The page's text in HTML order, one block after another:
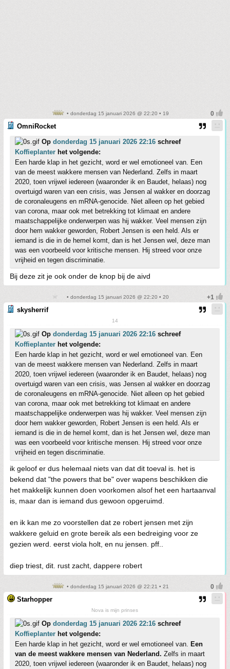
• donderdag 15 januari 2026 @ 22:20 • 19
OmniRocket
Op donderdag 15 januari 2026 22:16 schreef
Koffieplanter het volgende:
Een harde klap in het gezicht, word er wel emotioneel van. Een
van de meest wakkere mensen van Nederland. Zelfs in maart
2020, toen vrijwel iedereen (waaronder ik en Baudet, helaas) nog
overtuigd waren van een crisis, was Jensen al wakker en doorzag
de coronaleugens en mRNA-genocide. Niet alleen op het gebied
van corona, maar ook met betrekking tot klimaat en andere
maatschappelijke onderwerpen was hij wakker. Veel mensen zijn
door hem wakker geworden, Robert Jensen is een held. Als er
iemand is die in de hemel komt, dan is het Jensen wel, deze man
was een voorbeeld voor kritische mensen. Hij streed voor onze
vrijheid en tegen discriminatie.
Bij deze zit je ook onder de knop bij de aivd
• donderdag 15 januari 2026 @ 22:20 • 20
skysherrif
14
Op donderdag 15 januari 2026 22:16 schreef
Koffieplanter het volgende:
Een harde klap in het gezicht, word er wel emotioneel van. Een
van de meest wakkere mensen van Nederland. Zelfs in maart
2020, toen vrijwel iedereen (waaronder ik en Baudet, helaas) nog
overtuigd waren van een crisis, was Jensen al wakker en doorzag
de coronaleugens en mRNA-genocide. Niet alleen op het gebied
van corona, maar ook met betrekking tot klimaat en andere
maatschappelijke onderwerpen was hij wakker. Veel mensen zijn
door hem wakker geworden, Robert Jensen is een held. Als er
iemand is die in de hemel komt, dan is het Jensen wel, deze man
was een voorbeeld voor kritische mensen. Hij streed voor onze
vrijheid en tegen discriminatie.
ik geloof er dus helemaal niets van dat dit toeval is. het is
bekend dat "the powers that be" over wapens beschikken die
het makkelijk kunnen doen voorkomen alsof het een hartaanval
is, maar dan is iemand dus gewoon opgeruimd.
en ik kan me zo voorstellen dat ze robert jensen met zijn
wakkere geluid en grote bereik als een bedreiging voor ze
gezien werd. eerst viola holt, en nu jensen. pff..
diep triest, dit. rust zacht, dappere robert
• donderdag 15 januari 2026 @ 22:21 • 21
Starhopper
Nova is mijn prinses
Op donderdag 15 januari 2026 22:16 schreef
Koffieplanter het volgende:
Een harde klap in het gezicht, word er wel emotioneel van. Een
van de meest wakkere mensen van Nederland. Zelfs in maart
2020, toen vrijwel iedereen (waaronder ik en Baudet, helaas) nog